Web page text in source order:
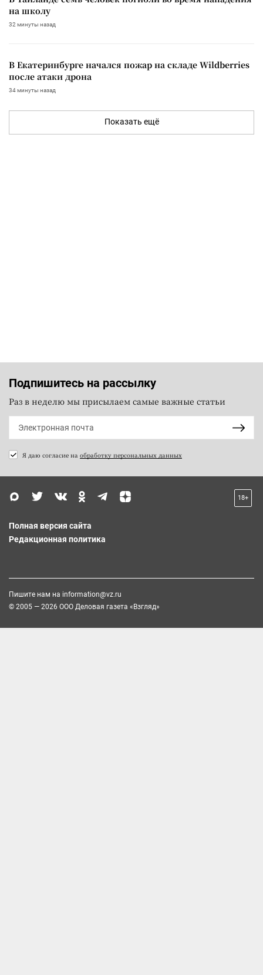
на школу
32 минуты назад
В Екатеринбурге начался пожар на складе Wildberries
после атаки дрона
34 минуты назад
Показать ещё
Подпишитесь на рассылку
Раз в неделю мы присылаем самые важные статьи
Я даю согласие на обработку персональных данных
18+
Полная версия сайта
Редакционная политика
Пишите нам на information@vz.ru
© 2005 — 2026 ООО Деловая газета «Взгляд»